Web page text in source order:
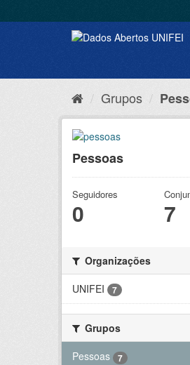
Grupos
Pessoas
Seguidores
0 7
Organizações
UNIFEI
7
Grupos
Pessoas
7